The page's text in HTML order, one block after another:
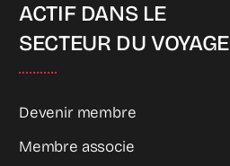
ACTIF DANS LE
SECTEUR DU VOYAGE
Devenir membre
Membre associe